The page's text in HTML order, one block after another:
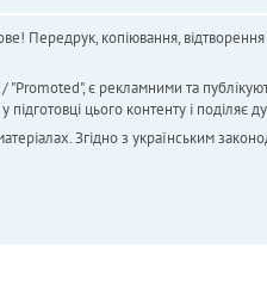
Передрук, копіювання,
є рекламними та
цього контенту і поділяє
Згідно з українським